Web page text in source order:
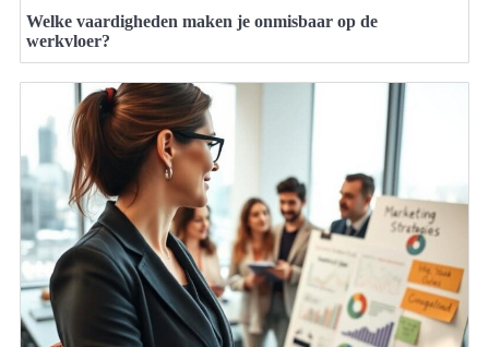
Welke vaardigheden maken je onmisbaar op de
werkvloer?